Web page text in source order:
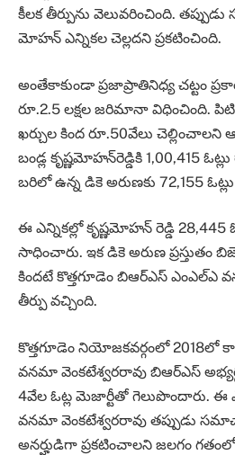
కీలక తీర్పును వెలువరించింది.
మోహన్ ఎన్నికల చెల్లదని ప్రకటించింది.
అంతేకాకుండా ప్రజాప్రాతినిధ్య చట్టం
రూ.2.5 లక్షల జరిమానా విధించింది.
ఖర్చుల కింద రూ.50వేలు చెల్లించాలని
బండ్ల కృష్ణమోహన్‌రెడ్డికి 1,00,415
బరిలో ఉన్న డికె అరుణకు 72,155
ఈ ఎన్నికల్లో కృష్ణమోహన్ రెడ్డి
సాధించారు. ఇక డికె అరుణ ప్రస్తుతం
కిందటే కొత్తగూడెం బిఆర్‌ఎస్
తీర్పు వచ్చింది.
కొత్తగూడెం నియోజకవర్గంలో 2018లో
వనమా వెంకటేశ్వరరావు బిఆర్‌ఎస్
4వేల ఓట్ల మెజార్టీతో గెలుపొందారు.
వనమా వెంకటేశ్వరరావు తప్పుడు
అనర్హుడిగా ప్రకటించాలని జలగం